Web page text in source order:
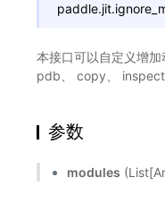
paddle.jit.
本接口可以自定义增
pdb、 copy、
参数
modules